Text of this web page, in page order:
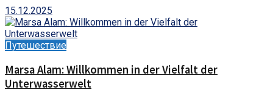
15.12.2025
Путешествие
Marsa Alam: Willkommen in der Vielfalt der
Unterwasserwelt